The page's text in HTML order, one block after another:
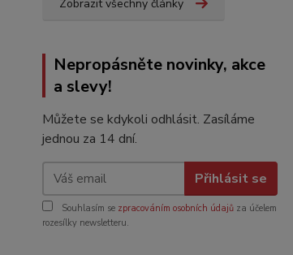
Zobrazit všechny články
Nepropásněte novinky, akce
a slevy!
Můžete se kdykoli odhlásit. Zasíláme
jednou za 14 dní.
Přihlásit se
Souhlasím se zpracováním osobních údajů za účelem
rozesílky newsletteru.